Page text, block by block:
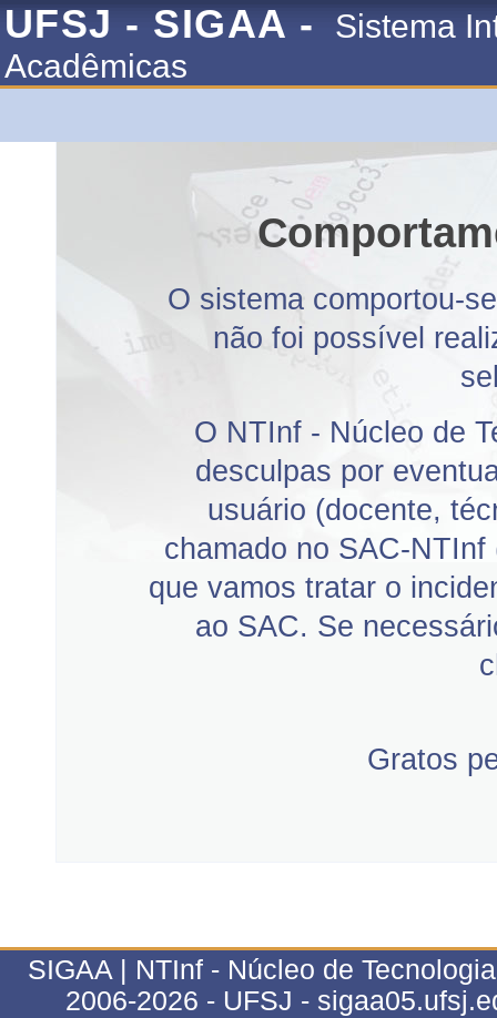
UFSJ - SIGAA -
Sistema
Acadêmicas
O sistema comportou-
não foi possível
O NTInf - Núcleo de
desculpas por
usuário (docente,
chamado no SAC-NTInf
que vamos tratar o
ao SAC. Se
Gratos
SIGAA | NTInf - Núcleo de
2006-2026 - UFSJ -